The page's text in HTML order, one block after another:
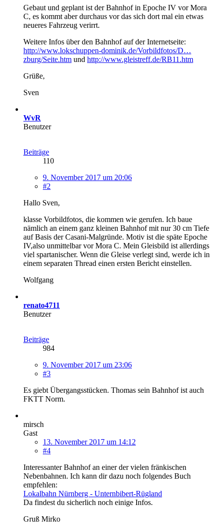
Gebaut und geplant ist der Bahnhof in Epoche IV vor Mora
C, es kommt aber durchaus vor das sich dort mal ein etwas
neueres Fahrzeug verirrt.
Weitere Infos über den Bahnhof auf der Internetseite:
http://www.lokschuppen-dominik.de/Vorbildfotos/D…
zburg/Seite.htm und http://www.gleistreff.de/RB11.htm
Grüße,
Sven
WvR
Benutzer
Beiträge
110
9. November 2017 um 20:06
#2
Hallo Sven,
klasse Vorbildfotos, die kommen wie gerufen. Ich baue
nämlich an einem ganz kleinen Bahnhof mit nur 30 cm Tiefe
auf Basis der Casani-Malgründe. Motiv ist die späte Epoche
IV,also unmittelbar vor Mora C. Mein Gleisbild ist allerdings
viel spartanischer. Wenn die Gleise verlegt sind, werde ich in
einem separaten Thread einen ersten Bericht einstellen.
Wolfgang
renato4711
Benutzer
Beiträge
984
9. November 2017 um 23:06
#3
Es giebt Übergangsstücken. Thomas sein Bahnhof ist auch
FKTT Norm.
mirsch
Gast
13. November 2017 um 14:12
#4
Interessanter Bahnhof an einer der vielen fränkischen
Nebenbahnen. Ich kann dir dazu noch folgendes Buch
empfehlen:
Lokalbahn Nürnberg - Unternbibert-Rügland
Da findest du sicherlich noch einige Infos.
Gruß Mirko